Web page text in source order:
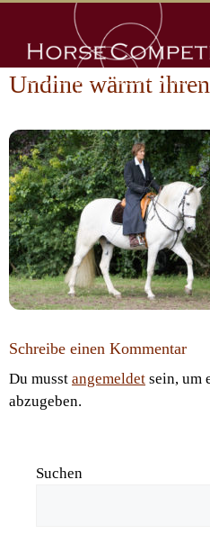
springen
Undine wärmt
Schreibe einen Kommentar
Du musst angemeldet sein, um
abzugeben.
Suchen